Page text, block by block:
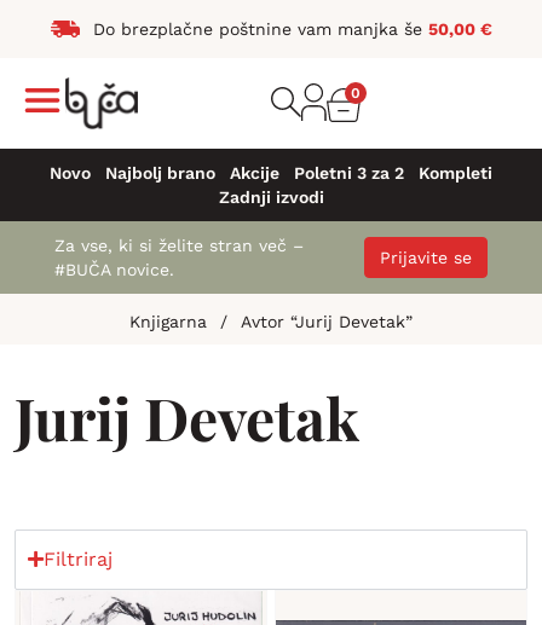
Do brezplačne poštnine vam manjka še 50,00 €
0
Novo Najbolj brano Akcije Poletni 3 za 2
Kompleti
Zadnji izvodi
Za vse, ki si želite stran več –
#BUČA novice.
Prijavite se
Knjigarna / Avtor “Jurij Devetak”
Jurij Devetak
Filtriraj